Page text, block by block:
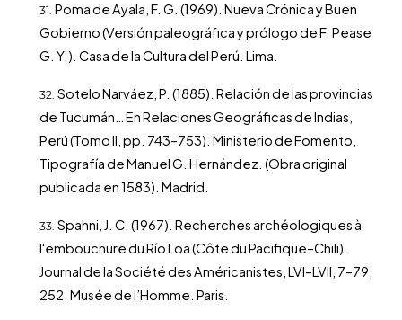
Poma de Ayala, F. G. (1969). Nueva Crónica y Buen
Gobierno (Versión paleográfica y prólogo de F. Pease
G. Y.). Casa de la Cultura del Perú. Lima.
Sotelo Narváez, P. (1885). Relación de las provincias
de Tucumán… En Relaciones Geográficas de Indias,
Perú (Tomo II, pp. 743–753). Ministerio de Fomento,
Tipografía de Manuel G. Hernández. (Obra original
publicada en 1583). Madrid.
Spahni, J. C. (1967). Recherches archéologiques à
l'embouchure du Río Loa (Côte du Pacifique–Chili).
Journal de la Société des Américanistes, LVI–LVII, 7–79,
252. Musée de l’Homme. Paris.